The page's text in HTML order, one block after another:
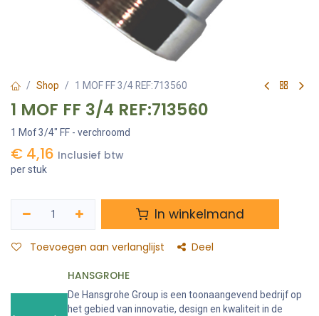
Shop 1 MOF FF 3/4 REF:713560
1 MOF FF 3/4 REF:713560
1 Mof 3/4" FF - verchroomd
€ 4,16 Inclusief btw
per stuk
In winkelmand
Toevoegen aan verlanglijst Deel
HANSGROHE
De Hansgrohe Group is een toonaangevend bedrijf op
het gebied van innovatie, design en kwaliteit in de